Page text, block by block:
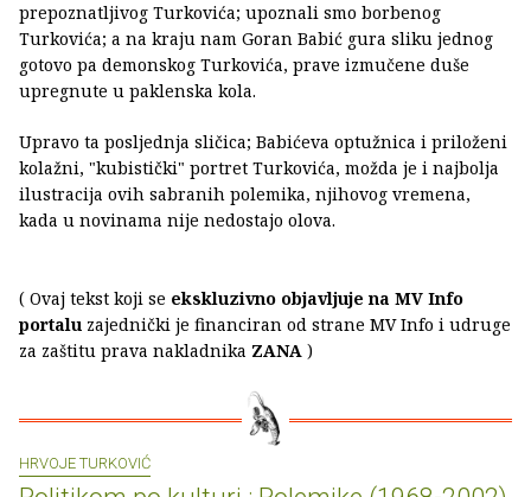
prepoznatljivog Turkovića; upoznali smo borbenog
Turkovića; a na kraju nam Goran Babić gura sliku jednog
gotovo pa demonskog Turkovića, prave izmučene duše
upregnute u paklenska kola.
Upravo ta posljednja sličica; Babićeva optužnica i priloženi
kolažni, "kubistički" portret Turkovića, možda je i najbolja
ilustracija ovih sabranih polemika, njihovog vremena,
kada u novinama nije nedostajo olova.
( Ovaj tekst koji se ekskluzivno objavljuje na MV Info
portalu zajednički je financiran od strane MV Info i udruge
za zaštitu prava nakladnika ZANA )
HRVOJE TURKOVIĆ